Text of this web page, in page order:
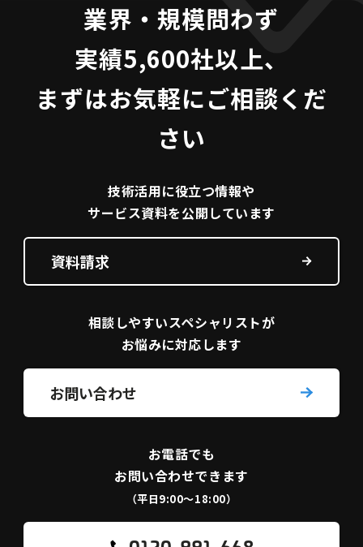
業界・規模問わず
実績5,600社以上、
まずはお気軽にご相談くだ
さい
技術活用に役立つ情報や
サービス資料を公開しています
資料請求
相談しやすいスペシャリストが
お悩みに対応します
お問い合わせ
お電話でも
お問い合わせできます
（平日9:00〜18:00）